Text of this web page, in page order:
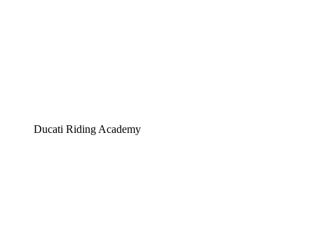
Ducati Riding Academy